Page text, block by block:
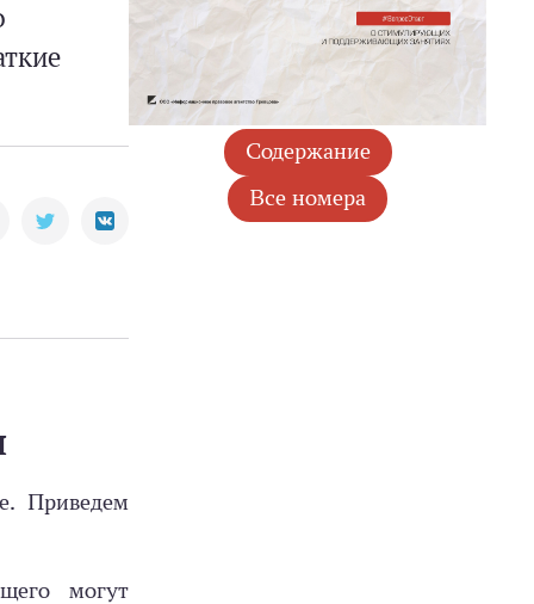
Приведем
могут